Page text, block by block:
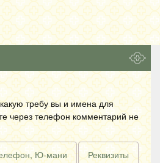
требу вы и имена для
через телефон комментарий не
Ю-мани Реквизиты